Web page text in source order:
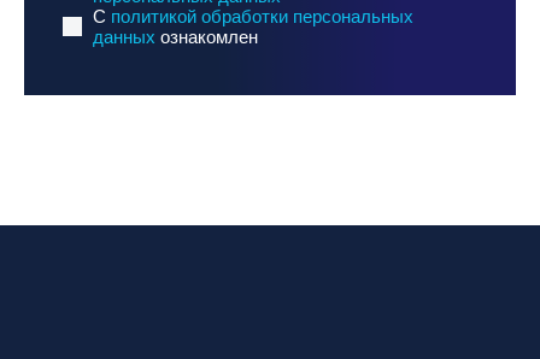
C политикой обработки персональных
данных ознакомлен